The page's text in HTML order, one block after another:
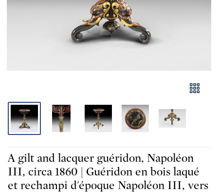
A gilt and lacquer guéridon, Napoléon
III, circa 1860 | Guéridon en bois laqué
et rechampi d'époque Napoléon III, vers